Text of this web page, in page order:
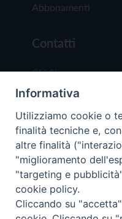
Abbonamenti
Contatti
Chi Siamo
Redazione
Scrivici
Copyright ©
Trentina Editrice
Informativa
Utilizziamo cookie o
finalità tecniche e,
altre finalità
"miglioramento
"targeting e
cookie policy.
Cliccando su